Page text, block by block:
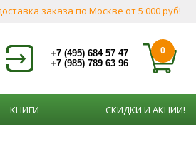
заказа по Москве от 5 000 руб!
+7 (495) 684 57 47
+7 (985) 789 63 96
0
КНИГИ СКИДКИ И АКЦИИ!